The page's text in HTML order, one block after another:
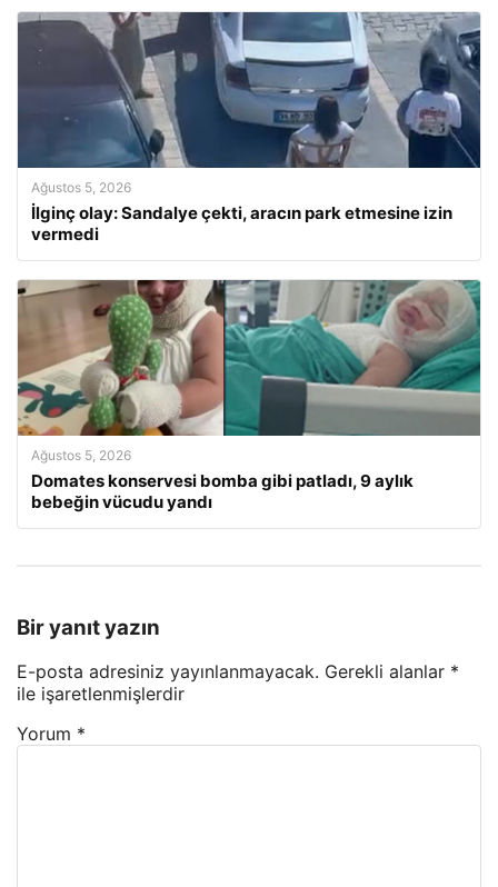
Ağustos 5, 2026
İlginç olay: Sandalye çekti, aracın park etmesine izin
vermedi
Ağustos 5, 2026
Domates konservesi bomba gibi patladı, 9 aylık
bebeğin vücudu yandı
Bir yanıt yazın
E-posta adresiniz yayınlanmayacak. Gerekli alanlar *
ile işaretlenmişlerdir
Yorum *